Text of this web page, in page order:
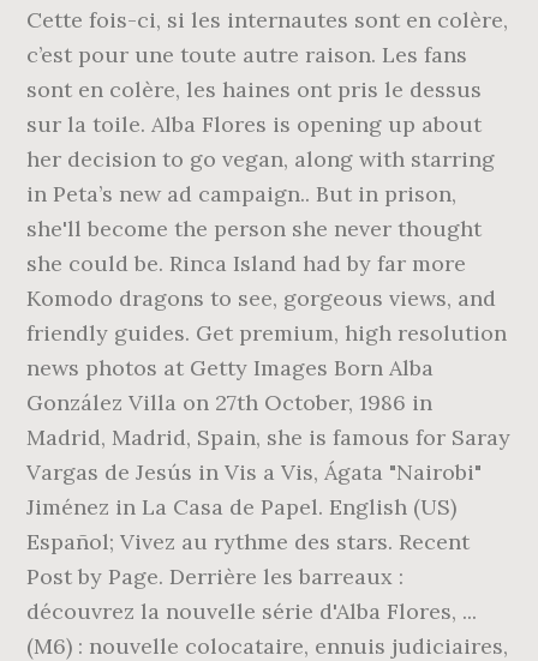
Cette fois-ci, si les internautes sont en colère,
c’est pour une toute autre raison. Les fans
sont en colère, les haines ont pris le dessus
sur la toile. Alba Flores is opening up about
her decision to go vegan, along with starring
in Peta’s new ad campaign.. But in prison,
she'll become the person she never thought
she could be. Rinca Island had by far more
Komodo dragons to see, gorgeous views, and
friendly guides. Get premium, high resolution
news photos at Getty Images Born Alba
González Villa on 27th October, 1986 in
Madrid, Madrid, Spain, she is famous for Saray
Vargas de Jesús in Vis a Vis, Ágata "Nairobi"
Jiménez in La Casa de Papel. English (US)
Español; Vivez au rythme des stars. Recent
Post by Page. Derrière les barreaux :
découvrez la nouvelle série d'Alba Flores, ...
(M6) : nouvelle colocataire, ennuis judiciaires,